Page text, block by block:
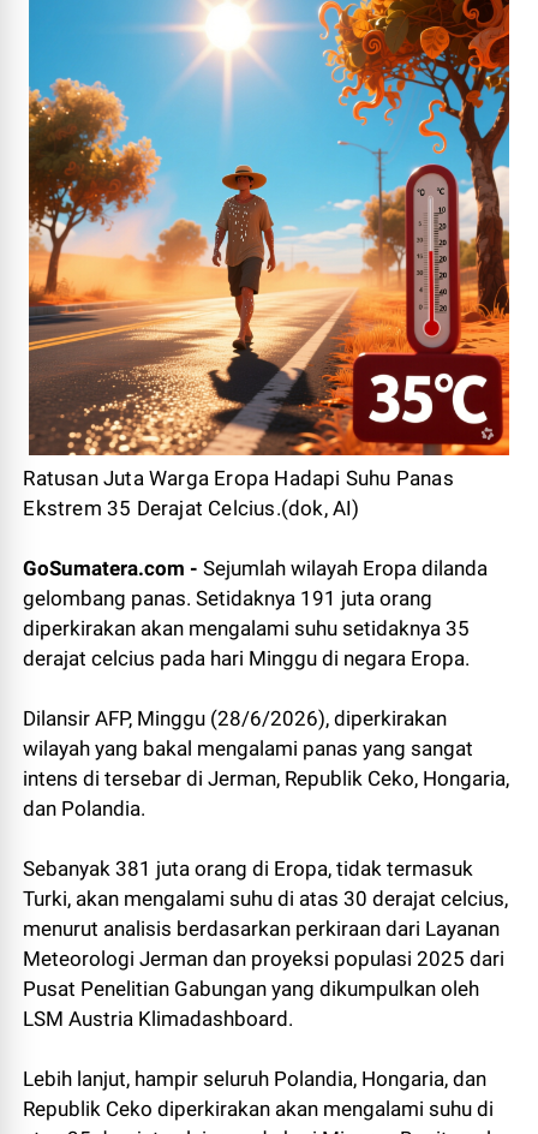
Ratusan Juta Warga Eropa Hadapi Suhu Panas
Ekstrem 35 Derajat Celcius.(dok, AI)
GoSumatera.com -Sejumlah wilayah Eropa dilanda
gelombang panas. Setidaknya 191 juta orang
diperkirakan akan mengalami suhu setidaknya 35
derajat celcius pada hari Minggu di negara Eropa.
Dilansir AFP, Minggu (28/6/2026), diperkirakan
wilayah yang bakal mengalami panas yang sangat
intens di tersebar di Jerman, Republik Ceko, Hongaria,
dan Polandia.
Sebanyak 381 juta orang di Eropa, tidak termasuk
Turki, akan mengalami suhu di atas 30 derajat celcius,
menurut analisis berdasarkan perkiraan dari Layanan
Meteorologi Jerman dan proyeksi populasi 2025 dari
Pusat Penelitian Gabungan yang dikumpulkan oleh
LSM Austria Klimadashboard.
Lebih lanjut, hampir seluruh Polandia, Hongaria, dan
Republik Ceko diperkirakan akan mengalami suhu di